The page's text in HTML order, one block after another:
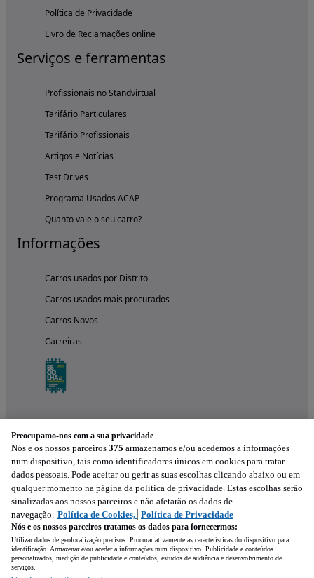
Política de Privacidade
Livro de Reclamações online
Serviços e ferramentas
Profissionais no Standvirtual
Tarifário Particulares
Tarifário Profissionais
Artigos e Notícias
Test Drives
Programa Usados ACAP
Quanto vale o seu carro?
Informações
Carros usados por Distrito
Carros usados mais procurados
Carros Novos
Carreiras
Experimenta a aplicação
Preocupamo-nos com a sua privacidade
Nós e os nossos parceiros 375 armazenamos e/ou acedemos a informações
num dispositivo, tais como identificadores únicos em cookies para tratar
dados pessoais. Pode aceitar ou gerir as suas escolhas clicando abaixo ou em
qualquer momento na página da política de privacidade. Estas escolhas serão
sinalizadas aos nossos parceiros e não afetarão os dados de
navegação. Política de Cookies, Política de Privacidade
Nós e os nossos parceiros tratamos os dados para fornecermos:
Utilizar dados de geolocalização precisos. Procurar ativamente as características do dispositivo para
identificação. Armazenar e/ou aceder a informações num dispositivo. Publicidade e conteúdos
personalizados, medição de publicidade e conteúdos, estudos de audiência e desenvolvimento de
serviços.